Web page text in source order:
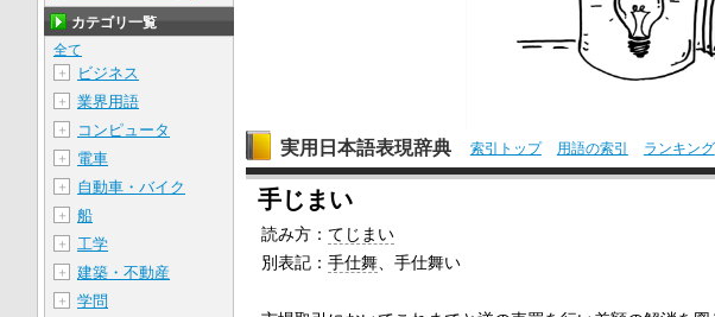
実用日本語表現辞典 索引トップ 用語の索引 ランキング
手じまい
読み方： てじまい
別表記： 手仕舞、手仕舞い
カテゴリ一覧
全て
＋
ビジネス
＋ 業界用語
＋ コンピュータ
＋ 電車
＋ 自動車・バイク
＋ 船
＋ 工学
＋ 建築・不動産
＋ 学問